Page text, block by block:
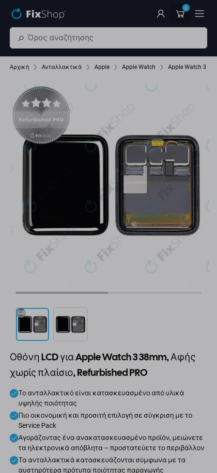
0
Αρχική Ανταλλακτικά Apple Apple Watch Apple Watch 3 38
Οθόνη LCD για Apple Watch 3 38mm, Αφής
χωρίς πλαίσιο, Refurbished PRO
Το ανταλλακτικό είναι κατασκευασμένο από υλικά
υψηλής ποιότητας
Πιο οικονομική και προσιτή επιλογή σε σύγκριση με το
Service Pack
Αγοράζοντας ένα ανακατασκευασμένο προϊόν, μειώνετε
τα ηλεκτρονικά απόβλητα – προστατεύετε το περιβάλλον
Τα ανταλλακτικά κατασκευάζονται σύμφωνα με τα
αυστηρότερα πρότυπα ποιότητας παραγωγής